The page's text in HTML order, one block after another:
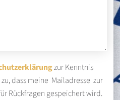
zur Kenntnis
dass meine Mailadresse zur
Rückfragen gespeichert wird.